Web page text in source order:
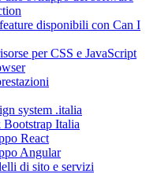
disponibili con Can I
per CSS e JavaScript
system .italia
Italia
React
Angular
di sito e servizi